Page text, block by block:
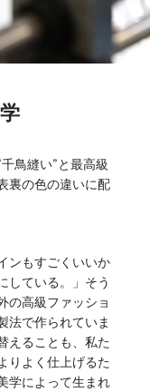
鳥縫い”と最高級
裏の色の違いに配
ンもすごくいいか
している。」そう
の高級ファッショ
法で作られていま
えることも、私た
りよく仕上げるた
学によって生まれ